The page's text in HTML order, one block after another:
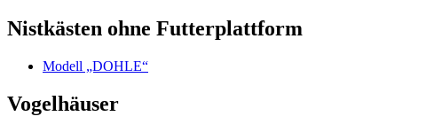
Nistkästen ohne Futterplattform
Modell „DOHLE“
Vogelhäuser